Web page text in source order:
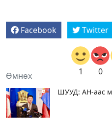
Facebook Twitter
1 0
Өмнөх
ШУУД: АН-аас